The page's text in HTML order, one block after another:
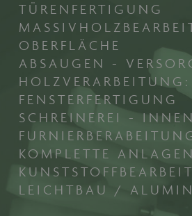
TÜRENFERTIGUNG
OBERFLÄCHE
ABSAUGEN -
FENSTERFERTIGUNG
SCHREINEREI -
KOMPLETTE ANLAGEN
LEICHTBAU /